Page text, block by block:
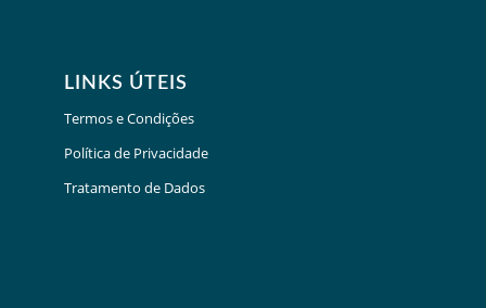
LINKS ÚTEIS
Termos e Condições
Política de Privacidade
Tratamento de Dados